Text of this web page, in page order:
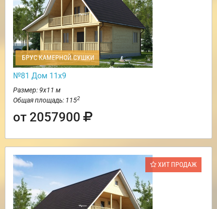
БРУС КАМЕРНОЙ СУШКИ
№81 Дом 11х9
Размер: 9х11 м
Общая площадь: 1152
от 2057900
ХИТ ПРОДАЖ